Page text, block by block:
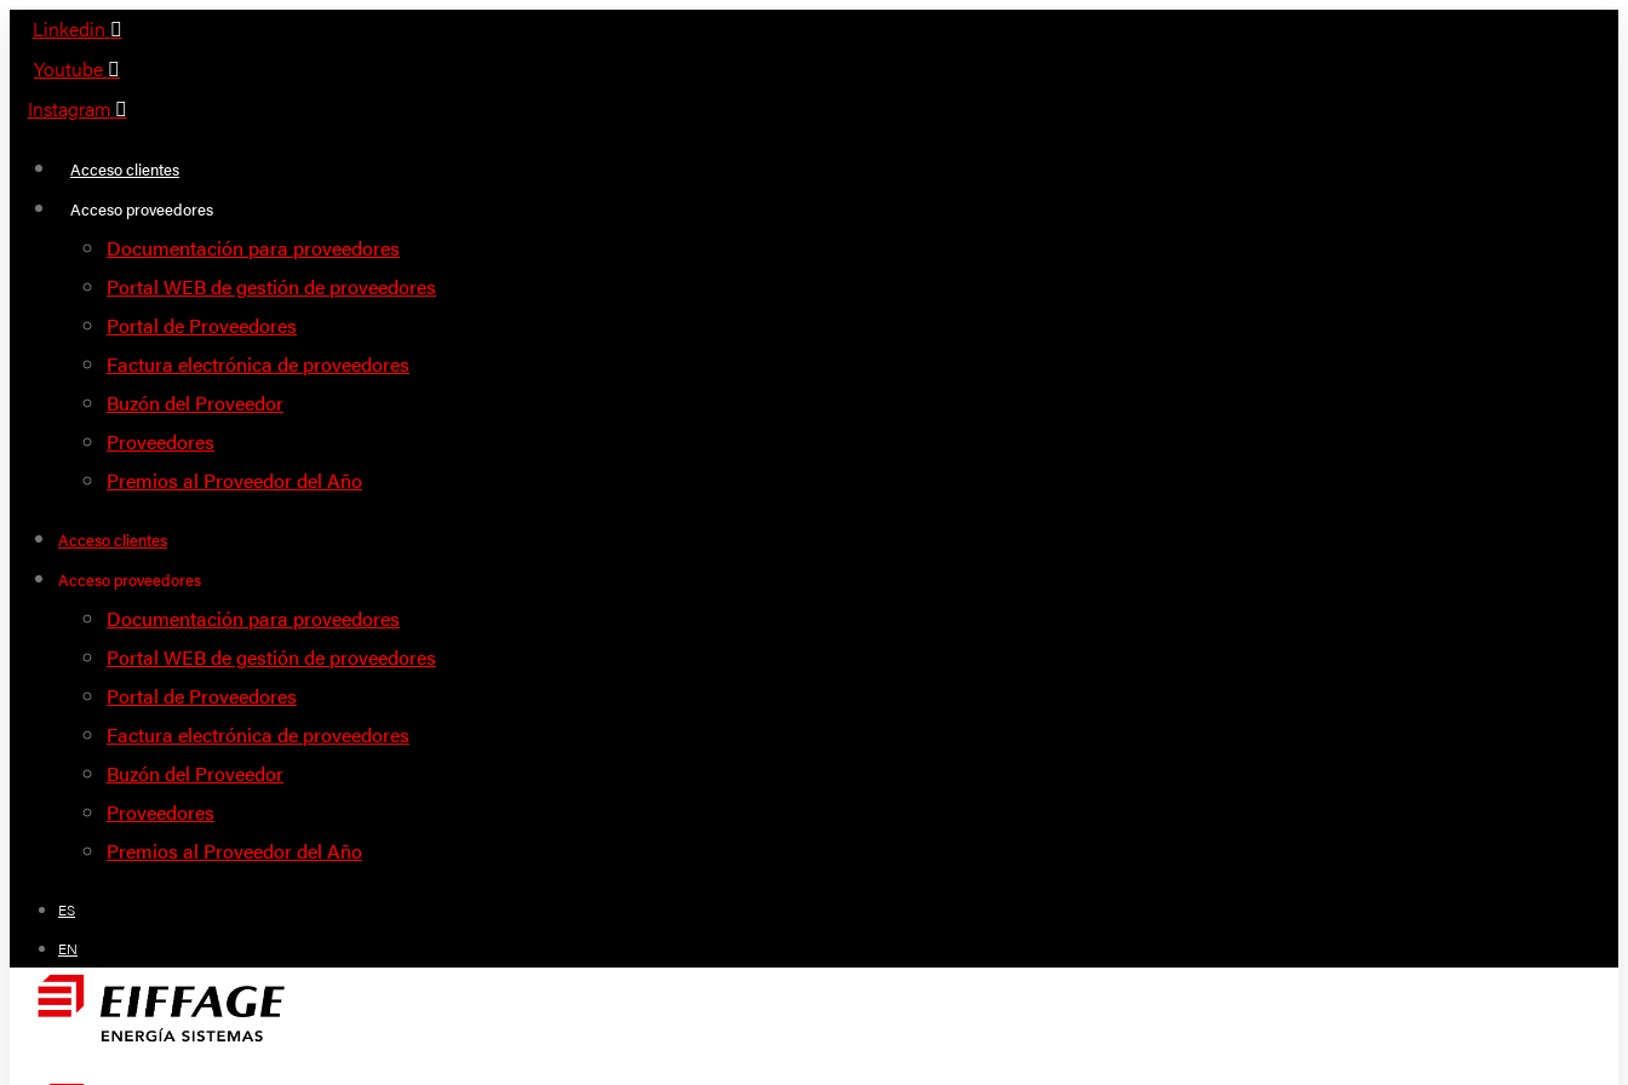
Saltar
contenido
Linkedin
Youtube
Instagram
Acceso clientes
Acceso proveedores
Documentación para proveedores
Portal WEB de gestión de proveedores
Portal de Proveedores
Factura electrónica de proveedores
Buzón del Proveedor
Proveedores
Premios al Proveedor del Año
Acceso clientes
Acceso proveedores
Documentación para proveedores
Portal WEB de gestión de proveedores
Portal de Proveedores
Factura electrónica de proveedores
Buzón del Proveedor
Proveedores
Premios al Proveedor del Año
ES
EN